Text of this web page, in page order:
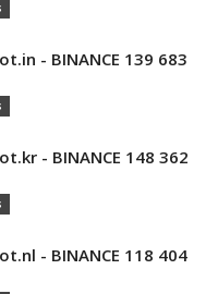
- BINANCE 139 683
- BINANCE 148 362
- BINANCE 118 404